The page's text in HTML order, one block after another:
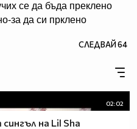
се да бъда преклено
за да си прклено
;)
СЛЕДВАЙ64
02:02
на Lil Sha